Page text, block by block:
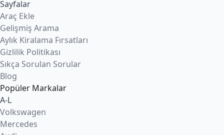
Sayfalar
Araç Ekle
Gelişmiş Arama
Aylık Kiralama Fırsatları
Gizlilik Politikası
Sıkça Sorulan Sorular
Blog
Popüler Markalar
A-L
Volkswagen
Mercedes